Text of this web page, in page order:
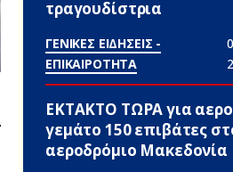
τραγουδίστρια
ΓΕΝΙΚΕΣ ΕΙΔΗΣΕΙΣ -
ΕΠΙΚΑΙΡΟΤΗΤΑ
ΕΚΤΑΚΤΟ ΤΩΡΑ για
γεμάτο 150 επιβάτες
αεροδρόμιο Μακεδονία